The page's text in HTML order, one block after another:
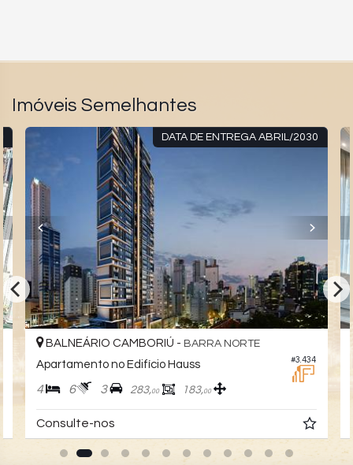
Imóveis Semelhantes
DATA DE ENTREGA ABRIL/2030
#3.434
BALNEÁRIO CAMBORIÚ - BARRA NORTE
Apartamento no Edifício Hauss
4 6 3 283,00 183,00
Consulte-nos